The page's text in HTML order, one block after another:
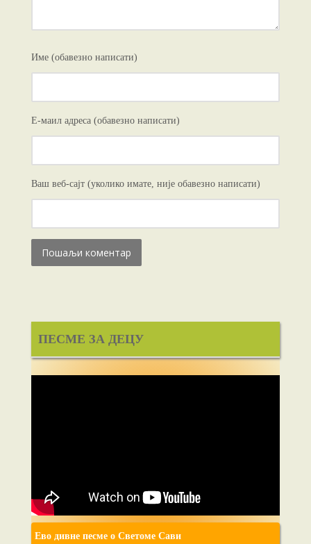
Име (обавезно написати)
Е-маил адреса (обавезно написати)
Ваш веб-сајт (уколико имате, није обавезно написати)
ПЕСМЕ ЗА ДЕЦУ
Ево дивне песме о Светоме Сави